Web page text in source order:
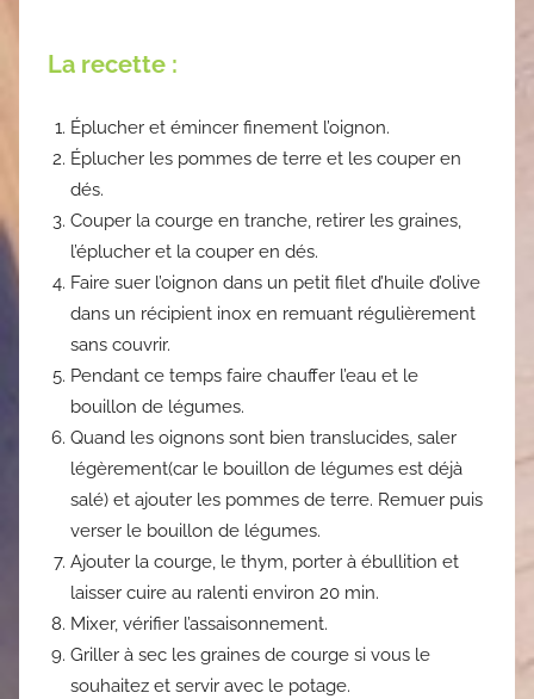
La recette :
Éplucher et émincer finement l’oignon.
Éplucher les pommes de terre et les couper en
dés.
Couper la courge en tranche, retirer les graines,
l’éplucher et la couper en dés.
Faire suer l’oignon dans un petit filet d’huile d’olive
dans un récipient inox en remuant régulièrement
sans couvrir.
Pendant ce temps faire chauffer l’eau et le
bouillon de légumes.
Quand les oignons sont bien translucides, saler
légèrement(car le bouillon de légumes est déjà
salé) et ajouter les pommes de terre. Remuer puis
verser le bouillon de légumes.
Ajouter la courge, le thym, porter à ébullition et
laisser cuire au ralenti environ 20 min.
Mixer, vérifier l’assaisonnement.
Griller à sec les graines de courge si vous le
souhaitez et servir avec le potage.